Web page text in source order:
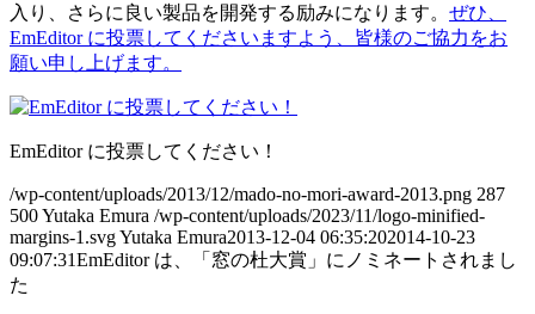
入り、さらに良い製品を開発する励みになります。 ぜひ、
EmEditor に投票してくださいますよう、皆様のご協力をお
願い申し上げます。
EmEditor に投票してください！
/wp-content/uploads/2013/12/mado-no-mori-award-2013.png 287
500Yutaka Emura /wp-content/uploads/2023/11/logo-minified-
margins-1.svgYutaka Emura2013-12-04 06:35:202014-10-23
09:07:31EmEditor は、「窓の杜大賞」にノミネートされまし
た